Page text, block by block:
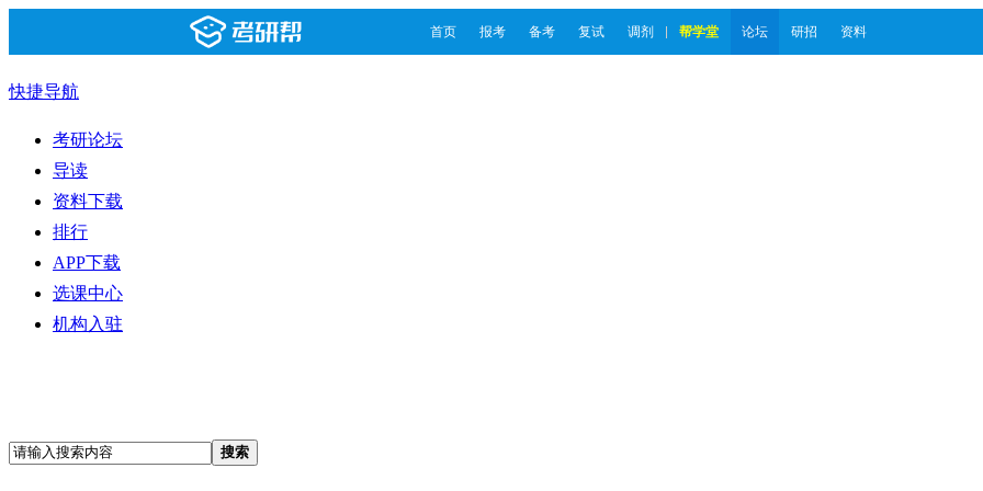
首页 报考 备考 复试 调剂 帮学堂 论坛 研招 资料
快捷导航
考研论坛
导读
资料下载
排行
APP下载
选课中心
机构入驻
搜索